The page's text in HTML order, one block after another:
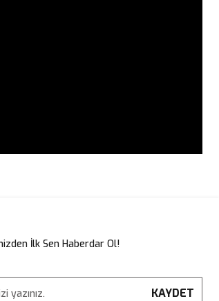
İlk Sen Haberdar Ol!
KAYDET